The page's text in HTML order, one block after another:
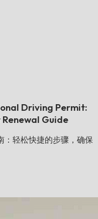
Driving Permit:
Guide
：轻松快捷的步骤，确保